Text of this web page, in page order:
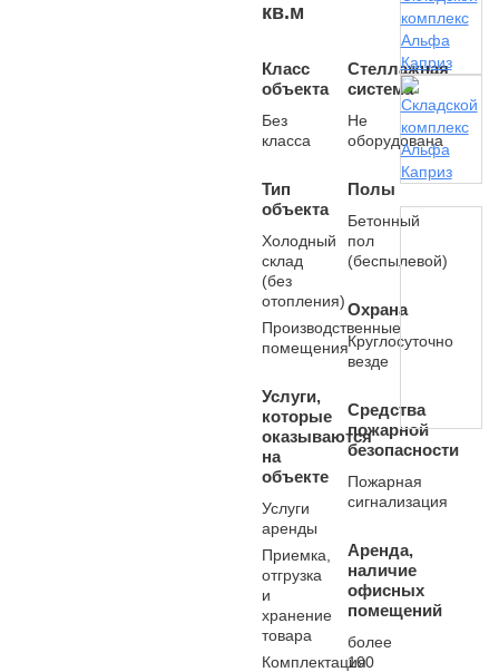
кв.м
Класс
объекта
Без
класса
Тип
объекта
Холодный
склад
(без
отопления)
Производственные
помещения
Услуги,
которые
оказываются
на
объекте
Услуги
аренды
Приемка,
отгрузка
и
хранение
товара
Комплектация
Стеллажная
система
Не
оборудована
Полы
Бетонный
пол
(беспылевой)
Охрана
Круглосуточно
везде
Средства
пожарной
безопасности
Пожарная
сигнализация
Аренда,
наличие
офисных
помещений
более
100